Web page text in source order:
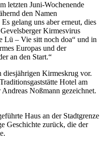
letzten Juni-Wochenende
den Namen
gelang uns aber erneut, dies
Kirmesvirus
Lü – Vie sitt noch doa“ und in
Europas und der
an den Start.“
diesjährigen Kirmeskrug vor.
Hotel am
Noßmann gezeichnet.
Haus an der Stadtgrenze
Geschichte zurück, die der